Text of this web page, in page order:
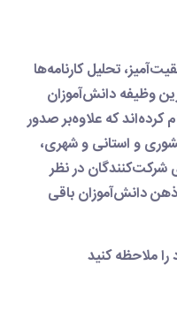
تحلیل کارنامه‌ها
دانش‌آموزان
که علاوه‌بر صدور
و استانی و شهری،
در نظر
باقی
کنید